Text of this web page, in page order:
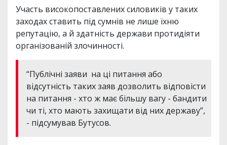
Участь високопоставлених силовиків у таких
заходах ставить під сумнів не лише їхню
репутацію, а й здатність держави протидіяти
організованій злочинності.
“Публічні заяви на ці питання або
відсутність таких заяв дозволить відповісти
на питання - хто ж має більшу вагу - бандити
чи ті, хто мають захищати від них державу”,
- підсумував Бутусов.